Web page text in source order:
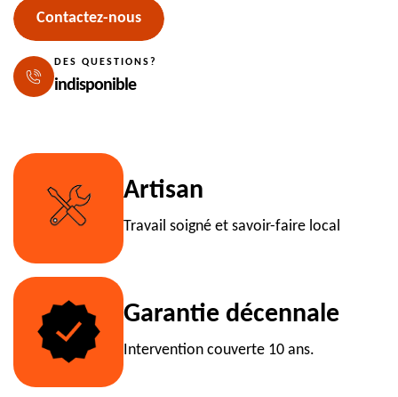
Contactez-nous
DES QUESTIONS?
indisponible
Artisan
Travail soigné et savoir-faire local
Garantie décennale
Intervention couverte 10 ans.